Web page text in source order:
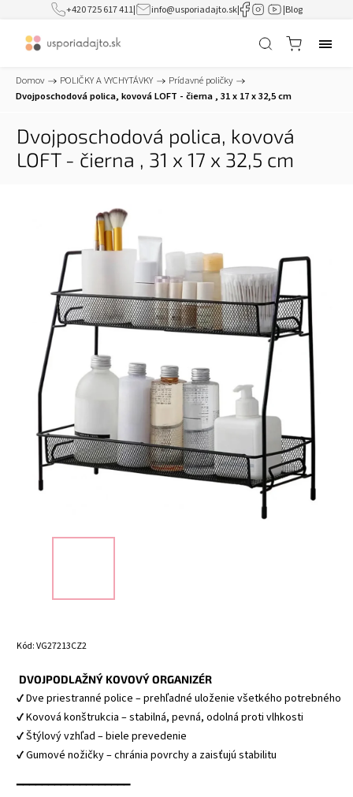
+420 725 617 411| info@usporiadajto.sk| |Blog
Domov / POLIČKY A VYCHYTÁVKY / Prídavné poličky /
Dvojposchodová polica, kovová LOFT - čierna , 31 x 17 x 32,5 cm
Dvojposchodová polica, kovová
LOFT - čierna , 31 x 17 x 32,5 cm
Kód:VG27213CZ2
DVOJPODLAŽNÝ KOVOVÝ ORGANIZÉR
✔ Dve priestranné police – prehľadné uloženie všetkého potrebného
✔ Kovová konštrukcia – stabilná, pevná, odolná proti vlhkosti
✔ Štýlový vzhľad – biele prevedenie
✔ Gumové nožičky – chránia povrchy a zaisťujú stabilitu
━━━━━━━━━━━━━━━━━━